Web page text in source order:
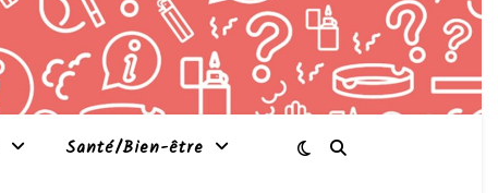
Santé/Bien-être